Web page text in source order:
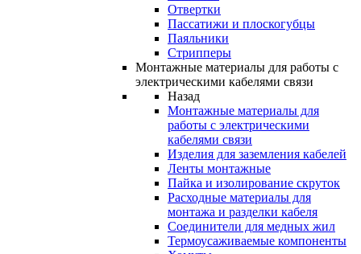
Отвертки
Пассатижи и плоскогубцы
Паяльники
Стрипперы
Монтажные материалы для работы с
электрическими кабелями связи
Назад
Монтажные материалы для
работы с электрическими
кабелями связи
Изделия для заземления кабелей
Ленты монтажные
Пайка и изолирование скруток
Расходные материалы для
монтажа и разделки кабеля
Соединители для медных жил
Термоусаживаемые компоненты